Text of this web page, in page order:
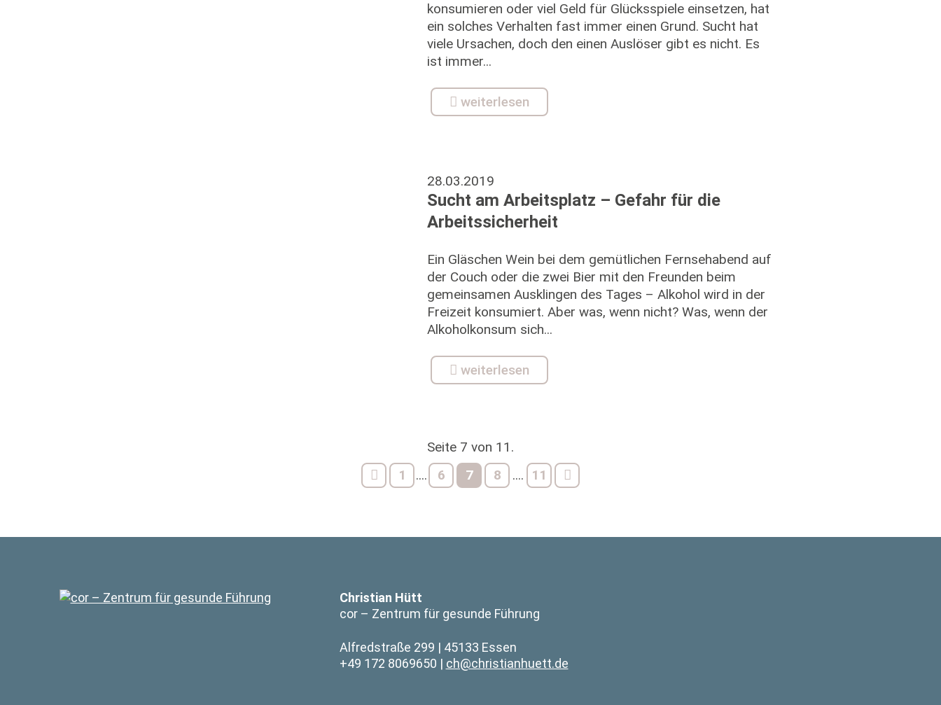
konsumieren oder viel Geld für Glücksspiele einsetzen, hat
ein solches Verhalten fast immer einen Grund. Sucht hat
viele Ursachen, doch den einen Auslöser gibt es nicht. Es
ist immer...
weiterlesen
28.03.2019
Sucht am Arbeitsplatz – Gefahr für die
Arbeitssicherheit
Ein Gläschen Wein bei dem gemütlichen Fernsehabend auf
der Couch oder die zwei Bier mit den Freunden beim
gemeinsamen Ausklingen des Tages – Alkohol wird in der
Freizeit konsumiert. Aber was, wenn nicht? Was, wenn der
Alkoholkonsum sich...
weiterlesen
Seite 7 von 11.
1
.... 6 7 8 .... 11
Christian Hütt
cor – Zentrum für gesunde Führung
Alfredstraße 299
45133 Essen
+49 172 8069650
ch@christianhuett.de